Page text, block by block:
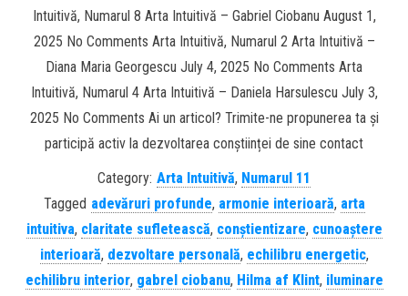
Intuitivă, Numarul 8 Arta Intuitivă – Gabriel Ciobanu August 1,
2025 No Comments Arta Intuitivă, Numarul 2 Arta Intuitivă –
Diana Maria Georgescu July 4, 2025 No Comments Arta
Intuitivă, Numarul 4 Arta Intuitivă – Daniela Harsulescu July 3,
2025 No Comments Ai un articol? Trimite-ne propunerea ta și
participă activ la dezvoltarea conștiinței de sine contact
Category: Arta Intuitivă, Numarul 11
Tagged adevăruri profunde, armonie interioară, arta
intuitiva, claritate sufletească, conștientizare, cunoaștere
interioară, dezvoltare personală, echilibru energetic,
echilibru interior, gabrel ciobanu, Hilma af Klint, iluminare